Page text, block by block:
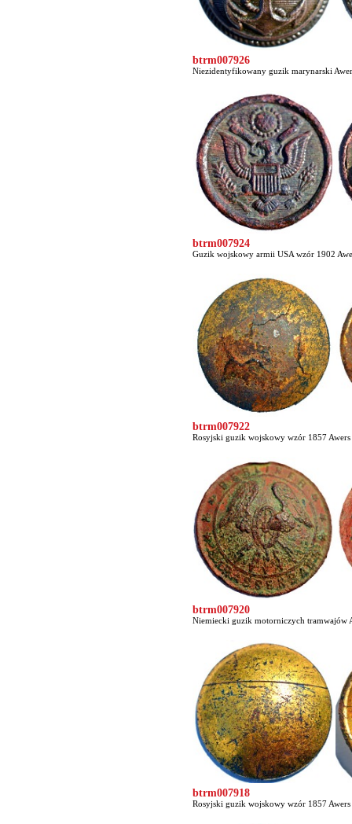
btrm007926
Niezidentyfikowany guzik marynarski
btrm007924
Guzik wojskowy armii USA wzór 1902
btrm007922
Rosyjski guzik wojskowy wzór 1857 Awers
btrm007920
Niemiecki guzik motorniczych tramwajów
btrm007918
Rosyjski guzik wojskowy wzór 1857 Awers